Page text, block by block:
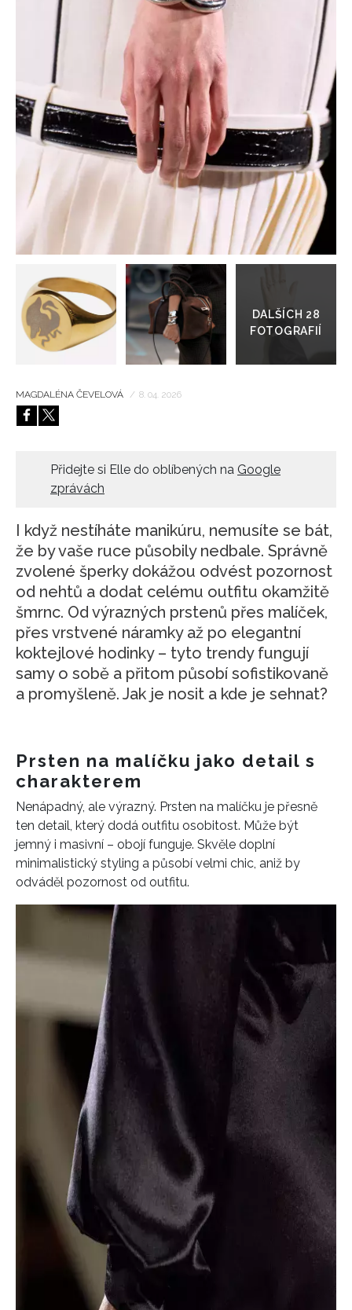
galerie
MAGDALÉNA ČEVELOVÁ / 8. 04. 2026
Přidejte si Elle do oblíbených na Google
zprávách
I když nestíháte manikúru, nemusíte se bát,
že by vaše ruce působily nedbale. Správně
zvolené šperky dokážou odvést pozornost
od nehtů a dodat celému outfitu okamžitě
šmrnc. Od výrazných prstenů přes malíček,
přes vrstvené náramky až po elegantní
koktejlové hodinky – tyto trendy fungují
samy o sobě a přitom působí sofistikovaně
a promyšleně. Jak je nosit a kde je sehnat?
Prsten na malíčku jako detail s
charakterem
Nenápadný, ale výrazný. Prsten na malíčku je přesně
ten detail, který dodá outfitu osobitost. Může být
jemný i masivní – obojí funguje. Skvěle doplní
minimalistický styling a působí velmi chic, aniž by
odváděl pozornost od outfitu.